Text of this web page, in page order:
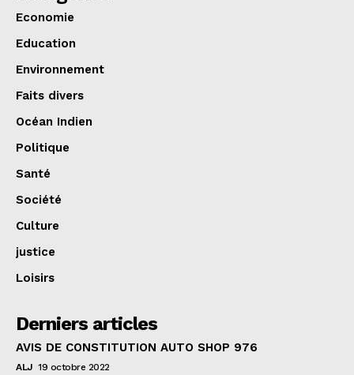
Economie
Education
Environnement
Faits divers
Océan Indien
Politique
Santé
Société
Culture
justice
Loisirs
Derniers articles
AVIS DE CONSTITUTION AUTO SHOP 976
ALJ 19 octobre 2022